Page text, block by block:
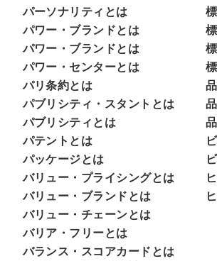
パーソナリティ とは
パワー・ブランドとは
パワー・ブランドとは
パワー・センターとは
パリ条約とは
パブリシティ・スタント とは
パブリシティ とは
パテント とは
パッケージとは
バリュー・プライシングとは
バリュー・ブランド とは
バリュー・チェーンとは
バリア・フリーとは
バランス・スコアカード とは